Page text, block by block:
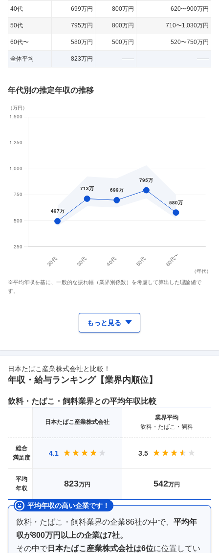
40代 699万円 800万円 620〜900万円
50代 795万円 800万円 710〜1,030万円
60代〜 580万円 500万円 520〜750万円
全体平均 823万円 —— ——
年代別の推定年収の推移
（万円）
（年代）
※平均年収を基に、一般的な振れ幅（業界別係数）を考慮して算出した理論値で
す。
もっと見る
日本たばこ産業株式会社と比較！
年収・給与ランキング【業界内順位】
飲料・たばこ・飼料業界との平均年収比較
日本たばこ産業株式会社
業界平均
飲料・たばこ・飼料
総合
満足度
4.1 3.5
平均
年収
823万円 542万円
平均年収の高い企業です！
飲料・たばこ・飼料業界の企業86社の中で、 平均年
収が800万円以上の企業は7社。
その中で 日本たばこ産業株式会社は6位に位置してい